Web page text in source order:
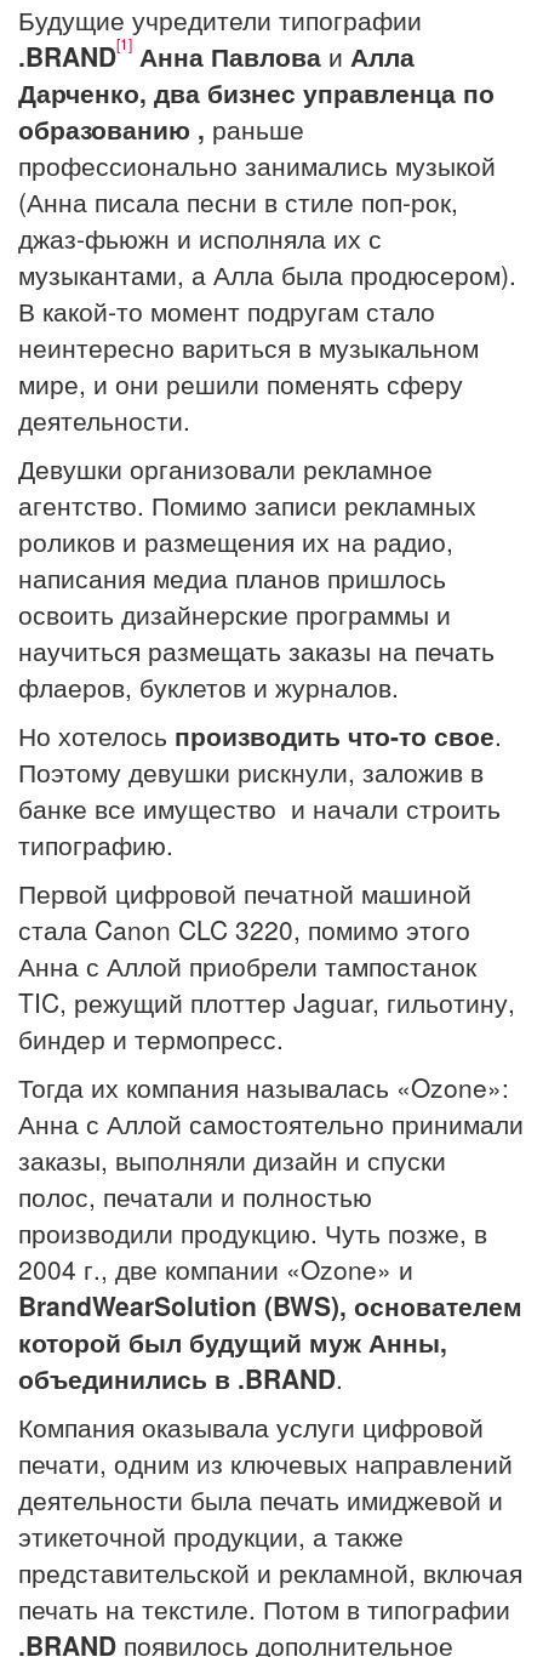
Будущие учредители типографии
.BRAND[1] Анна Павлова и Алла
Дарченко, два бизнес управленца по
образованию , раньше
профессионально занимались музыкой
(Анна писала песни в стиле поп-рок,
джаз-фьюжн и исполняла их с
музыкантами, а Алла была продюсером).
В какой-то момент подругам стало
неинтересно вариться в музыкальном
мире, и они решили поменять сферу
деятельности.
Девушки организовали рекламное
агентство. Помимо записи рекламных
роликов и размещения их на радио,
написания медиа планов пришлось
освоить дизайнерские программы и
научиться размещать заказы на печать
флаеров, буклетов и журналов.
Но хотелось производить что-то свое.
Поэтому девушки рискнули, заложив в
банке все имущество и начали строить
типографию.
Первой цифровой печатной машиной
стала Canon CLC 3220, помимо этого
Анна с Аллой приобрели тампостанок
TIC, режущий плоттер Jaguar, гильотину,
биндер и термопресс.
Тогда их компания называлась «Ozone»:
Анна с Аллой самостоятельно принимали
заказы, выполняли дизайн и спуски
полос, печатали и полностью
производили продукцию. Чуть позже, в
2004 г., две компании «Ozone» и
BrandWearSolution (BWS), основателем
которой был будущий муж Анны,
объединились в .BRAND.
Компания оказывала услуги цифровой
печати, одним из ключевых направлений
деятельности была печать имиджевой и
этикеточной продукции, а также
представительской и рекламной, включая
печать на текстиле. Потом в типографии
.BRAND появилось дополнительное